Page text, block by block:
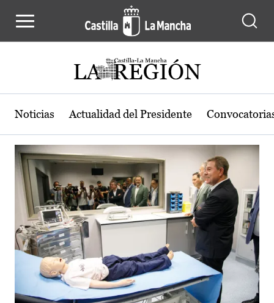
Actualidad de la región de Castilla-
Noticias Actualidad del Presidente